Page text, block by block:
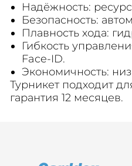
Надёжность:
Безопасность:
Плавность хода:
Гибкость
Face‑ID.
Экономичность:
Турникет подходит
гарантия 12 месяцев.